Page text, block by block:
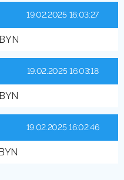
19.02.2025 16:03:27
19.02.2025 16:03:18
19.02.2025 16:02:46